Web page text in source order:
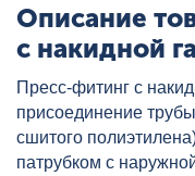
Описание
с накидной
VALTEC,
Пресс-фитинг c
присоединение
сшитого
патрубком с